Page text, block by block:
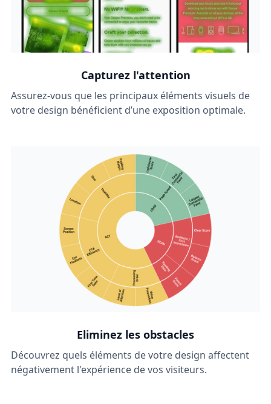
Capturez l'attention
Assurez-vous que les principaux éléments visuels de
votre design bénéficient d’une exposition optimale.
Eliminez les obstacles
Découvrez quels éléments de votre design affectent
négativement l'expérience de vos visiteurs.